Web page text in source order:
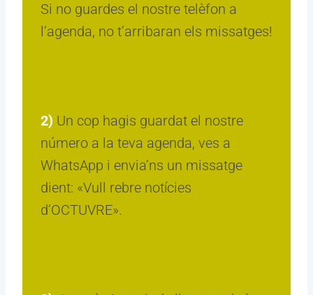
Si no guardes el nostre telèfon a
l’agenda, no t’arribaran els missatges!
2) Un cop hagis guardat el nostre
número a la teva agenda, ves a
WhatsApp i envia’ns un missatge
dient: «Vull rebre notícies
d’OCTUVRE».